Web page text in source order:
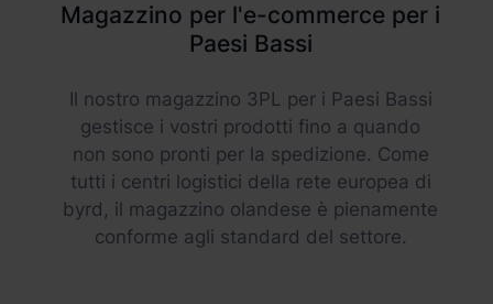
Magazzino per l'e-commerce per i
Paesi Bassi
Il nostro magazzino 3PL per i Paesi Bassi
gestisce i vostri prodotti fino a quando
non sono pronti per la spedizione. Come
tutti i centri logistici della rete europea di
byrd, il magazzino olandese è pienamente
conforme agli standard del settore.